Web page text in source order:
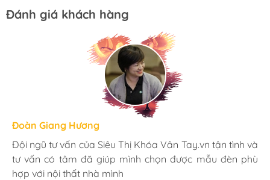
Đánh giá khách hàng
Hương Suri
Mình rất ưng khi đến Siêu Thị Khóa Vân Tay.vn. Ở đây
có rất nhiều mặt hàng phong phú, tha hồ lựa chọn.
Nhân viên chuyên nghiệp, nhiệt tình. Chúc Hati ngày
Đoàn Giang Hương
Đội ngũ tư vấn của Siêu Thị Khóa Vân Tay.vn tận tình và
tư vấn có tâm đã giúp mình chọn được mẫu đèn phù
hợp với nội thất nhà mình
Ngọc Anh
Mua đèn tại Siêu Thị Khóa Vân Tay.vn mình hoàn toàn
yên tâm với chính sách bảo hành 24 tháng tại nhà. Bạn
kĩ thuật lắp đặt rất cận thận và chu đáo